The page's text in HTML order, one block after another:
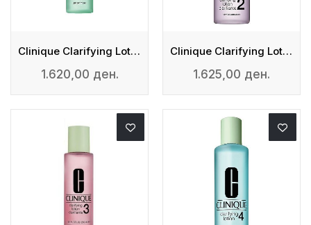
Clinique Clarifying Lotion 1
1.620,00 ден.
Clinique Clarifying Lotion 2
1.625,00 ден.